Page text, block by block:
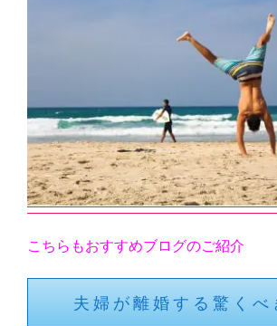
こちらもおすすめブログのご紹介
夫婦が離婚する驚くべ